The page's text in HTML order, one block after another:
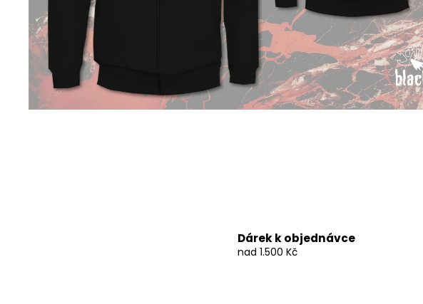
Dárek k objednávce
nad 1.500 Kč
490 Kč
490 Kč